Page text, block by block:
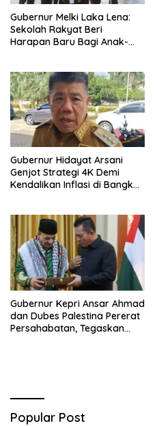
Gubernur Melki Laka Lena:
Sekolah Rakyat Beri
Harapan Baru Bagi Anak-
Gubernur Hidayat Arsani
Genjot Strategi 4K Demi
Kendalikan Inflasi di Bangka
Gubernur Kepri Ansar Ahmad
dan Dubes Palestina Pererat
Persahabatan, Tegaskan
Popular Post